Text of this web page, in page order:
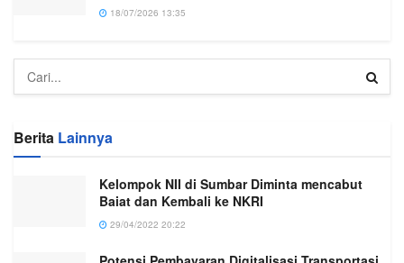
18/07/2026 13:35
Berita Lainnya
Kelompok NII di Sumbar Diminta mencabut
Baiat dan Kembali ke NKRI
29/04/2022 20:22